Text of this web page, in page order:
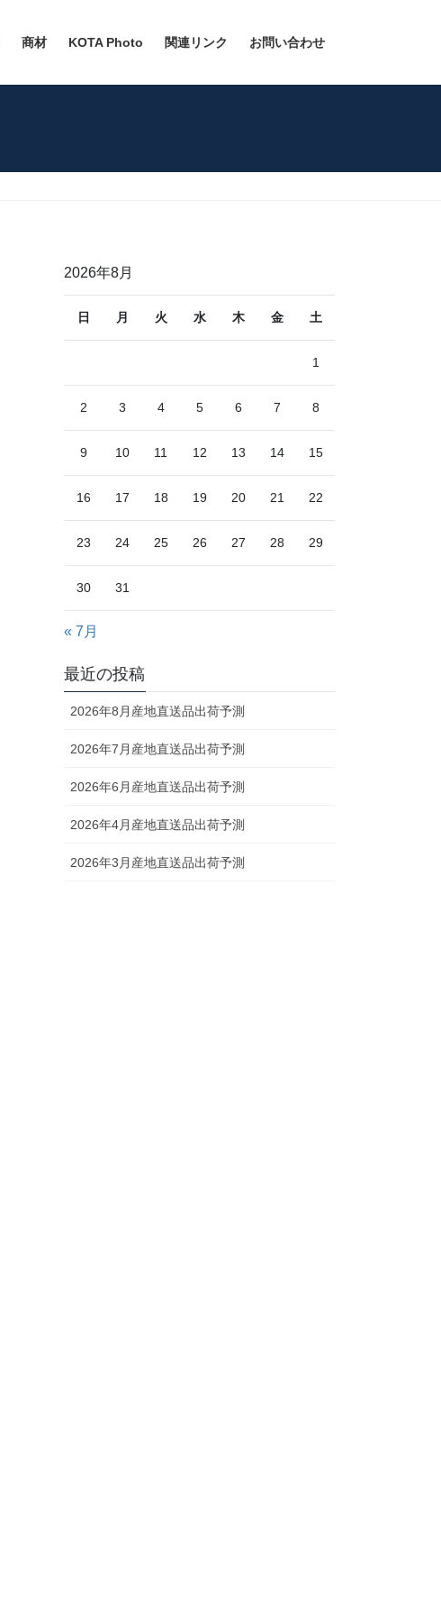
商材 KOTA Photo 関連リンク お問い合わせ
2026年8月
日 月 火 水 木 金 土
1
2 3 4 5 6 7 8
9 10 11 12 13 14 15
16 17 18 19 20 21 22
23 24 25 26 27 28 29
30 31
« 7月
最近の投稿
2026年8月産地直送品出荷予測
2026年7月産地直送品出荷予測
2026年6月産地直送品出荷予測
2026年4月産地直送品出荷予測
2026年3月産地直送品出荷予測